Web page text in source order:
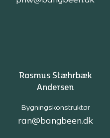
Rasmus Stæhrbæk
Andersen
Bygningskonstruktør
ran@bangbeen.dk